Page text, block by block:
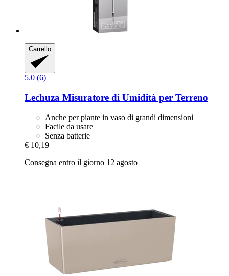
Carrello
5.0 (6)
Lechuza Misuratore di Umidità per Terreno
Anche per piante in vaso di grandi dimensioni
Facile da usare
Senza batterie
€ 10,19
Consegna entro il giorno 12 agosto